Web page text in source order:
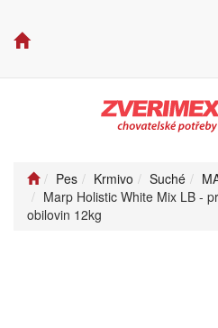
Pes Krmivo Suché
Marp Holistic White Mix LB -
obilovin 12kg